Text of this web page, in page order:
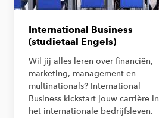
International Business
(studietaal Engels)
Wil jij alles leren over financiën,
marketing, management en
multinationals? International
Business kickstart jouw carrière in
het internationale bedrijfsleven.